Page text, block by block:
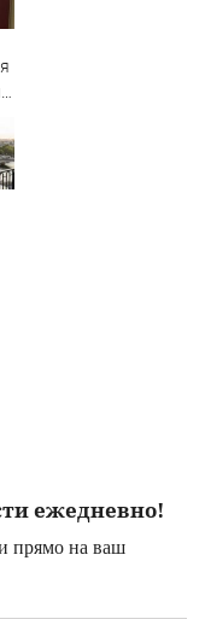
ежедневно!
прямо на ваш